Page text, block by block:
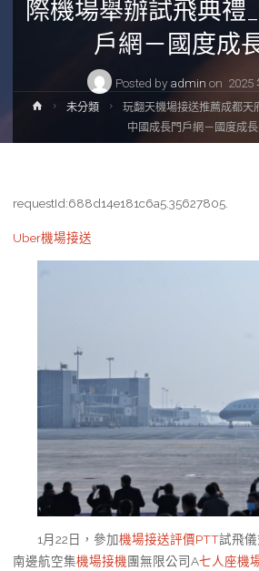
際機場舉辦試飛典禮
戶網－國度成
Posted by admin on 2025
Home未分類
玩翻天機場接送推薦成都天
中國成長門戶網－國度成長
requestId:688d14e181c6a5.35627805.
Uber機場接送
1月22日，參加機場接送評價PTT試飛儀
南邊航空集機場接機團無限公司A七人座機